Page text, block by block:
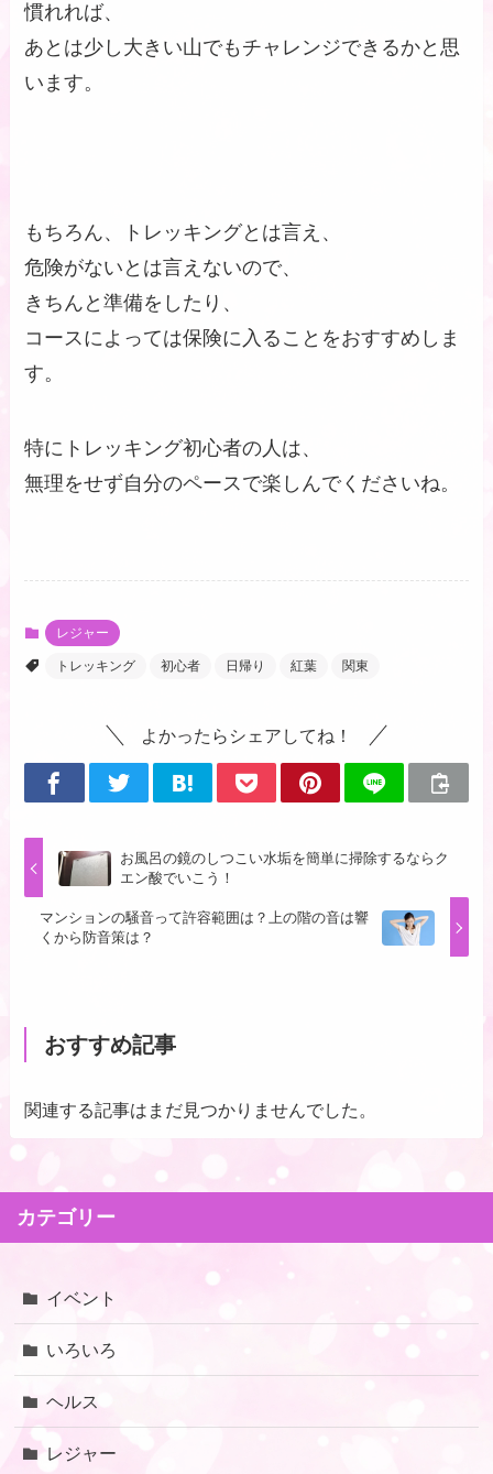
慣れれば、
あとは少し大きい山でもチャレンジできるかと思
います。
もちろん、トレッキングとは言え、
危険がないとは言えないので、
きちんと準備をしたり、
コースによっては保険に入ることをおすすめしま
す。
特にトレッキング初心者の人は、
無理をせず自分のペースで楽しんでくださいね。
レジャー
トレッキング 初心者 日帰り 紅葉 関東
よかったらシェアしてね！
お風呂の鏡のしつこい水垢を簡単に掃除するならク
エン酸でいこう！
マンションの騒音って許容範囲は？上の階の音は響
くから防音策は？
おすすめ記事
関連する記事はまだ見つかりませんでした。
カテゴリー
イベント
いろいろ
ヘルス
レジャー